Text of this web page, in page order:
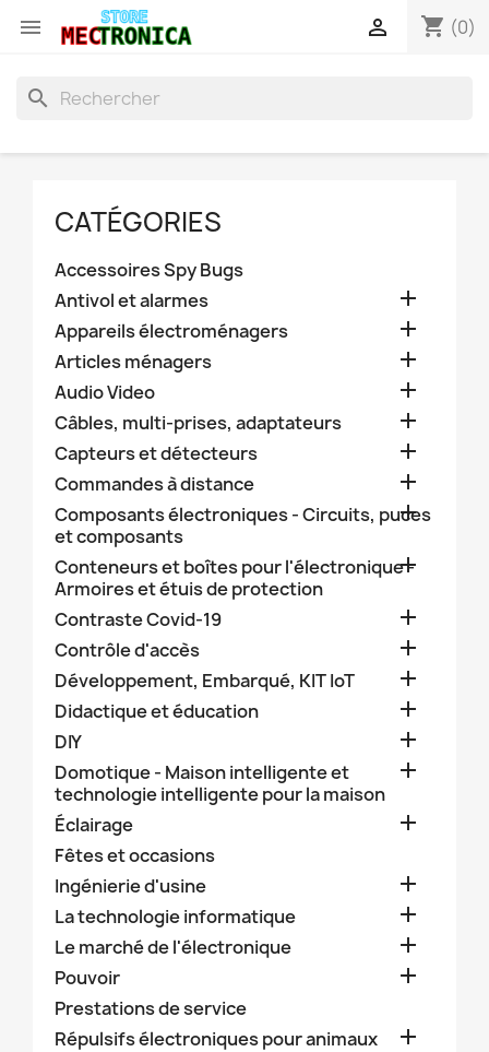
 shopping_cart (0)

search
CATÉGORIES
Accessoires Spy Bugs
Antivol et alarmes

Appareils électroménagers 
Articles ménagers 
Audio Video 
Câbles, multi-prises, adaptateurs 
Capteurs et détecteurs 
Commandes à distance 
Composants électroniques - Circuits, puces
et composants

Conteneurs et boîtes pour l'électronique -
Armoires et étuis de protection

Contraste Covid-19 
Contrôle d'accès 
Développement, Embarqué, KIT IoT 
Didactique et éducation 
DIY 
Domotique - Maison intelligente et
technologie intelligente pour la maison

Éclairage 
Fêtes et occasions
Ingénierie d'usine

La technologie informatique 
Le marché de l'électronique 
Pouvoir 
Prestations de service
Répulsifs électroniques pour animaux
